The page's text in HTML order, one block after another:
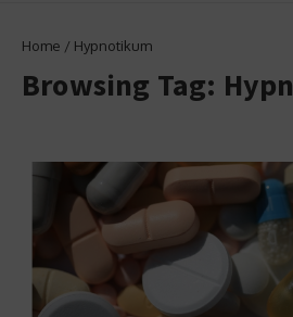
Home / Hypnotikum
Browsing Tag: